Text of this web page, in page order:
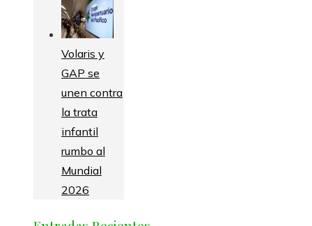
Volaris y
GAP se
unen contra
la trata
infantil
rumbo al
Mundial
2026